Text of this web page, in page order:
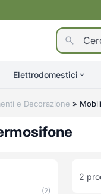
Elettrodomestici
e Decorazione »
(2)
2